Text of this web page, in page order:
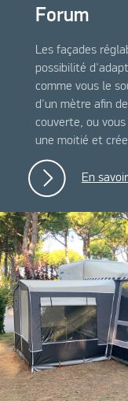
Forum
Les façades
possibilité
comme vous le
d'un mètre afin
couverte, ou
une moitié et
En